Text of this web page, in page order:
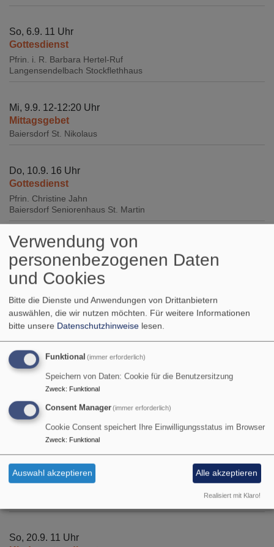
So, 6.9. 11 Uhr
Gottesdienst
Pfrin. i. R. Barbara Hertel-Ruf
Langensendelbach Stockflethhaus
Mi, 9.9. 12-12:20 Uhr
Mittagsgebet
Baiersdorf St. Nikolaus
Do, 10.9. 16 Uhr
Gottesdienst
Pfrin. Christine Jahn
Baiersdorf Seniorenhaus St. Martin
So, 13.9. 10 Uhr
Gottesdienst
Pfrin. Christine Jahn
Baiersdorf Johanniskirche Baiersdorf
So, 13.9. 11 Uhr
Pfr. i. R. Hartmut Hillmer
Langensendelbach Stockflethhaus
Mi, 16.9. 12-12:20 Uhr
Mittagsgebet
Baiersdorf St. Nikolaus
So, 20.9. 9:30 Uhr
Gottesdienst
So, 20.9. 11 Uhr
Verwendung von
personenbezogenen Daten
und Cookies
Bitte die Dienste und Anwendungen von Drittanbietern
auswählen, die wir nutzen möchten. Für weitere Informationen
bitte unsere Datenschutzhinweise lesen.
Funktional (immer erforderlich)
Speichern von Daten: Cookie für die Benutzersitzung
Zweck: Funktional
Consent Manager(immer erforderlich)
Cookie Consent speichert Ihre Einwilligungsstatus im Browser
Zweck: Funktional
Auswahl akzeptieren Alle akzeptieren
Realisiert mit Klaro!